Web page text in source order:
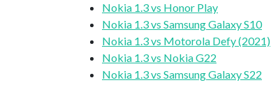
Nokia 1.3 vs Honor Play
Nokia 1.3 vs Samsung Galaxy S10
Nokia 1.3 vs Motorola Defy (2021)
Nokia 1.3 vs Nokia G22
Nokia 1.3 vs Samsung Galaxy S22